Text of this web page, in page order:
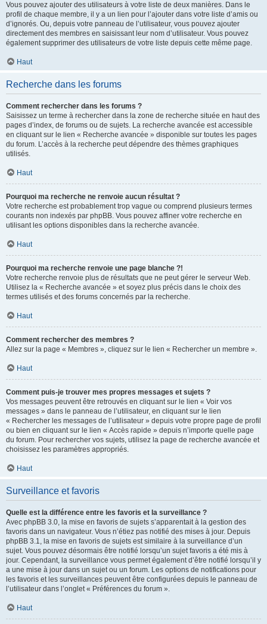
Vous pouvez ajouter des utilisateurs à votre liste de deux manières. Dans le
profil de chaque membre, il y a un lien pour l’ajouter dans votre liste d’amis ou
d’ignorés. Ou, depuis votre panneau de l’utilisateur, vous pouvez ajouter
directement des membres en saisissant leur nom d’utilisateur. Vous pouvez
également supprimer des utilisateurs de votre liste depuis cette même page.
Haut
Recherche dans les forums
Comment rechercher dans les forums ?
Saisissez un terme à rechercher dans la zone de recherche située en haut des
pages d’index, de forums ou de sujets. La recherche avancée est accessible
en cliquant sur le lien « Recherche avancée » disponible sur toutes les pages
du forum. L’accès à la recherche peut dépendre des thèmes graphiques
utilisés.
Haut
Pourquoi ma recherche ne renvoie aucun résultat ?
Votre recherche est probablement trop vague ou comprend plusieurs termes
courants non indexés par phpBB. Vous pouvez affiner votre recherche en
utilisant les options disponibles dans la recherche avancée.
Haut
Pourquoi ma recherche renvoie une page blanche ?!
Votre recherche renvoie plus de résultats que ne peut gérer le serveur Web.
Utilisez la « Recherche avancée » et soyez plus précis dans le choix des
termes utilisés et des forums concernés par la recherche.
Haut
Comment rechercher des membres ?
Allez sur la page « Membres », cliquez sur le lien « Rechercher un membre ».
Haut
Comment puis-je trouver mes propres messages et sujets ?
Vos messages peuvent être retrouvés en cliquant sur le lien « Voir vos
messages » dans le panneau de l’utilisateur, en cliquant sur le lien
« Rechercher les messages de l’utilisateur » depuis votre propre page de profil
ou bien en cliquant sur le lien « Accès rapide » depuis n’importe quelle page
du forum. Pour rechercher vos sujets, utilisez la page de recherche avancée et
choisissez les paramètres appropriés.
Haut
Surveillance et favoris
Quelle est la différence entre les favoris et la surveillance ?
Avec phpBB 3.0, la mise en favoris de sujets s’apparentait à la gestion des
favoris dans un navigateur. Vous n’étiez pas notifié des mises à jour. Depuis
phpBB 3.1, la mise en favoris de sujets est similaire à la surveillance d’un
sujet. Vous pouvez désormais être notifié lorsqu’un sujet favoris a été mis à
jour. Cependant, la surveillance vous permet également d’être notifié lorsqu’il y
a une mise à jour dans un sujet ou un forum. Les options de notifications pour
les favoris et les surveillances peuvent être configurées depuis le panneau de
l’utilisateur dans l’onglet « Préférences du forum ».
Haut